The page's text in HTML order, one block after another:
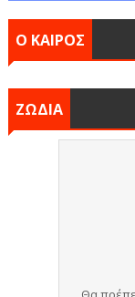
Ο ΚΑΙΡΟΣ
ΖΩΔΙΑ